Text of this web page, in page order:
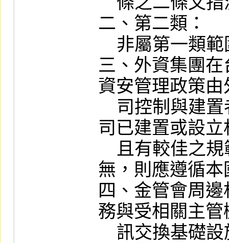
二、第二類：
三、外資集團
資安管理政策
司已建置或設
無，則應遵循
四、金管會周
務與受相關主